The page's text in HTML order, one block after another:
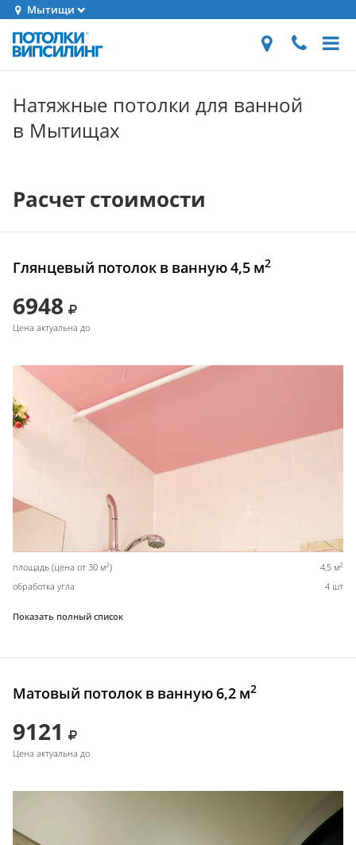
Мытищи
Натяжные потолки для ванной
в Мытищах
Расчет стоимости
Глянцевый потолок в ванную 4,5 м2
6948
Цена актуальна до
площадь (цена от 30 м2) 4,5 м2
обработка угла 4 шт
Показать полный список
Матовый потолок в ванную 6,2 м2
9121
Цена актуальна до